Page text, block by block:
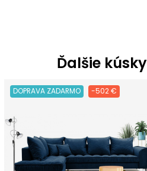
Ďalšie
DOPRAVA ZADARMO -502 €